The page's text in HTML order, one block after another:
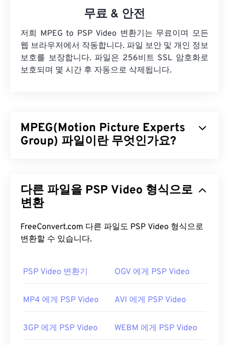
무료 & 안전
저희 MPEG to PSP Video 변환기는 무료이며 모든
웹 브라우저에서 작동합니다. 파일 보안 및 개인 정보
보호를 보장합니다. 파일은 256비트 SSL 암호화로
보호되며 몇 시간 후 자동으로 삭제됩니다.
MPEG(Motion Picture Experts
Group) 파일이란 무엇인가요?
발한 조직의 이름이기도 합니다. 이 파일 형식은 코덱
을사용하여 정교한 압축을 통해 비교적 좋은 화질의
MPEG-1형식과 가장 밀접한 관련이 있습니다.
MPEG 파일은 거의 항상 운영 체제의 기본 비디오 플
Media Player에서 열리고, Mac에서는QuickTime
하거나 하드웨어 플레이어에서 재생할 수 있습니다.
다른 파일을 PSP Video 형식으로
변환
FreeConvert.com 다른 파일도 PSP Video 형식으로
변환할 수 있습니다.
PSP Video 변환기 OGV 에게 PSP Video
MP4 에게 PSP Video AVI 에게 PSP Video
3GP 에게 PSP Video WEBM 에게 PSP Video